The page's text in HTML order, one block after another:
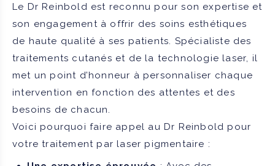
Le Dr Reinbold est reconnu pour son expertise et
son engagement à offrir des soins esthétiques
de haute qualité à ses patients. Spécialiste des
traitements cutanés et de la technologie laser, il
met un point d’honneur à personnaliser chaque
intervention en fonction des attentes et des
besoins de chacun.
Voici pourquoi faire appel au Dr Reinbold pour
votre traitement par laser pigmentaire :